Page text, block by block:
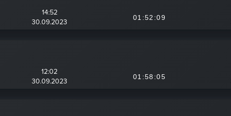
14:52
30.09.2023
01:52:09
12:02
30.09.2023
01:58:05